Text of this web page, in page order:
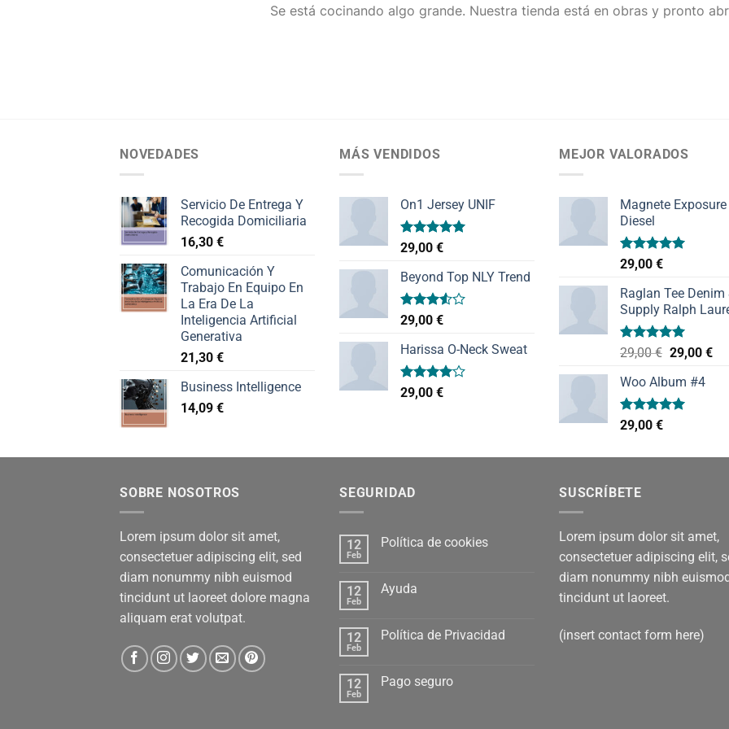
Se está cocinando algo grande. Nuestra tienda está en obras y pronto
NOVEDADES
Servicio De Entrega Y
Recogida Domiciliaria
16,30 €
Comunicación Y
Trabajo En Equipo En
La Era De La
Inteligencia Artificial
Generativa
21,30 €
Business Intelligence
14,09 €
MÁS VENDIDOS
On1 Jersey UNIF
Valorado
con
de 5
29,00 €
Beyond Top NLY Trend
Valorado
con
3.50de
5
29,00 €
Harissa O-Neck Sweat
Valorado
con
29,00 €
MEJOR VALORADOS
Magnete Exposure
Diesel
Valorado
con
de 5
29,00 €
Raglan Tee Denim
Supply Ralph
Valorado
de 5
29,00€ El
original
era:
29,00 €El
Woo Album #4
Valorado
con
29,00 €
SOBRE NOSOTROS
Lorem ipsum dolor sit amet,
consectetuer adipiscing elit, sed
diam nonummy nibh euismod
tincidunt ut laoreet dolore magna
aliquam erat volutpat.
SEGURIDAD
12
Feb
Política de cookies
12
Feb
Ayuda
12
Feb
Política de Privacidad
12
Feb
Pago seguro
SUSCRÍBETE
Lorem ipsum dolor sit amet,
consectetuer adipiscing elit,
diam nonummy nibh euismod
tincidunt ut laoreet.
(insert contact form here)